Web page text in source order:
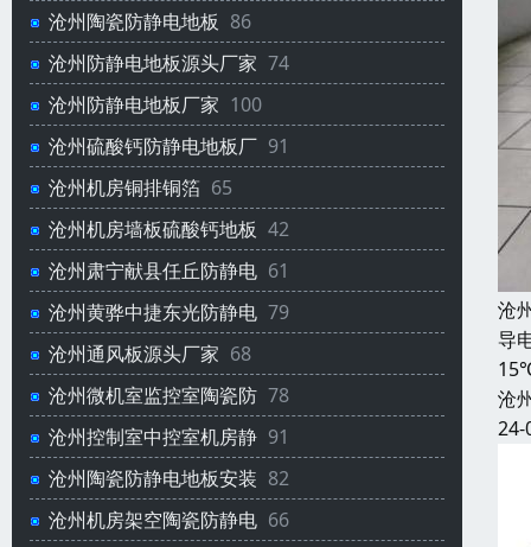
沧州陶瓷防静电地板 86
沧州防静电地板源头厂家 74
沧州防静电地板厂家 100
沧州硫酸钙防静电地板厂 91
沧州机房铜排铜箔 65
沧州机房墙板硫酸钙地板 42
沧州肃宁献县任丘防静电 61
沧州黄骅中捷东光防静电 79
沧州通风板源头厂家 68
沧州微机室监控室陶瓷防 78
沧州控制室中控室机房静 91
沧州陶瓷防静电地板安装 82
沧州机房架空陶瓷防静电 66
沧
导
沧
24-